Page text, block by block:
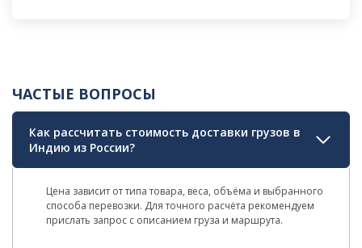
ЧАСТЫЕ ВОПРОСЫ
Как рассчитать стоимость доставки грузов в
Индию из России?
Цена зависит от типа товара, веса, объёма и выбранного
способа перевозки. Для точного расчёта рекомендуем
прислать запрос с описанием груза и маршрута.